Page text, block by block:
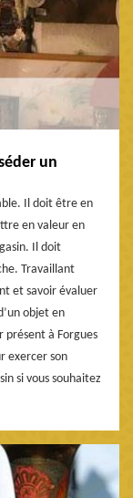
un
Il doit être en
en valeur en
Il doit
Travaillant
et savoir évaluer
objet en
à Forgues
exercer son
si vous souhaitez